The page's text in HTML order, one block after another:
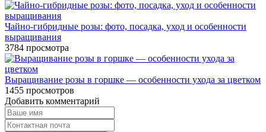
Чайно-гибридные розы: фото, посадка, уход и особенности
выращивания
3784 просмотра
Выращивание розы в горшке — особенности ухода за цветком
1455 просмотров
Добавить комментарий